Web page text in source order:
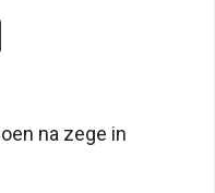
na zege in